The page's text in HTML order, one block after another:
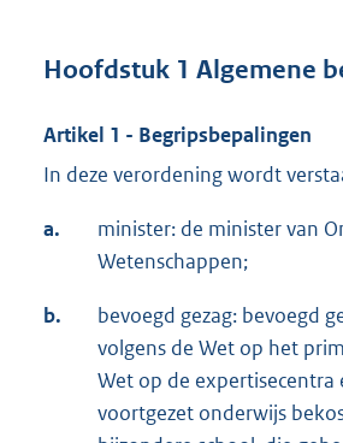
Hoofdstuk 1 Algemene
Artikel 1 - Begripsbepalingen
In deze verordening wordt
a.
minister: de minister van
Wetenschappen;
b.
bevoegd gezag: bevoegd
volgens de Wet op het
Wet op de expertisecentra
voortgezet onderwijs